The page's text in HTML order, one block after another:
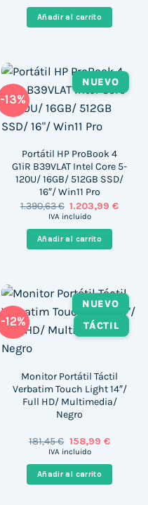
era:
142,05 €.
es:
Añadir al carrito
-13%
NUEVO
Portátil HP ProBook 4
G1iR B39VLAT Intel Core 5-
120U/ 16GB/ 512GB SSD/
16″/ Win11 Pro
1.390,63€ El
precio
era:
1.390,63 €.
1.203,99€El
IVA incluido
Añadir al carrito
-12%
NUEVO
TÁCTIL
Monitor Portátil Táctil
Verbatim Touch Light 14″/
Full HD/ Multimedia/
Negro
181,45€ El
precio
era:
181,45 €.
158,99 €El
es:
158,99 €.
IVA incluido
Añadir al carrito